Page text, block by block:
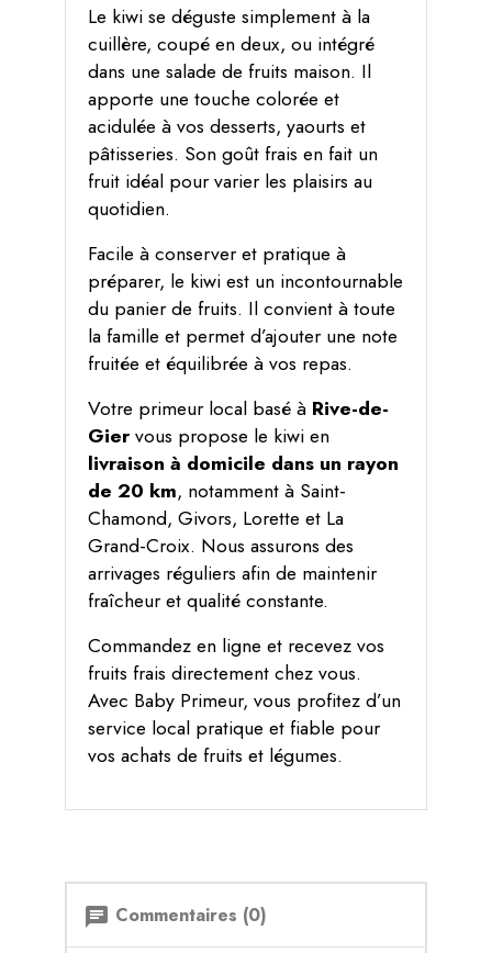
Le kiwi se déguste simplement à la
cuillère, coupé en deux, ou intégré
dans une salade de fruits maison. Il
apporte une touche colorée et
acidulée à vos desserts, yaourts et
pâtisseries. Son goût frais en fait un
fruit idéal pour varier les plaisirs au
quotidien.
Facile à conserver et pratique à
préparer, le kiwi est un incontournable
du panier de fruits. Il convient à toute
la famille et permet d’ajouter une note
fruitée et équilibrée à vos repas.
Votre primeur local basé à Rive-de-
Giervous propose le kiwi en
livraison à domicile dans un rayon
de 20 km, notamment à Saint-
Chamond, Givors, Lorette et La
Grand-Croix. Nous assurons des
arrivages réguliers afin de maintenir
fraîcheur et qualité constante.
Commandez en ligne et recevez vos
fruits frais directement chez vous.
Avec Baby Primeur, vous profitez d’un
service local pratique et fiable pour
vos achats de fruits et légumes.
chat Commentaires (0)